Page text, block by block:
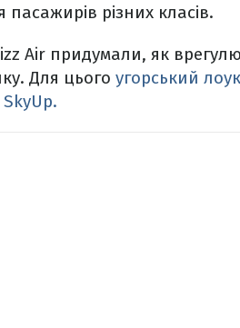
різних класів.
Air придумали, як
Для цього угорський